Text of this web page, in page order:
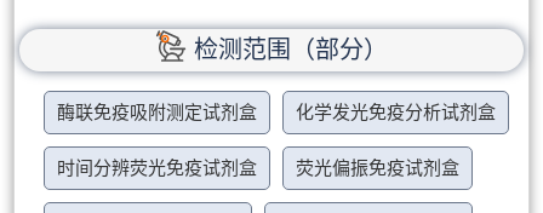
检测范围（部分）
酶联免疫吸附测定试剂盒 化学发光免疫分析试剂盒
时间分辨荧光免疫试剂盒 荧光偏振免疫试剂盒